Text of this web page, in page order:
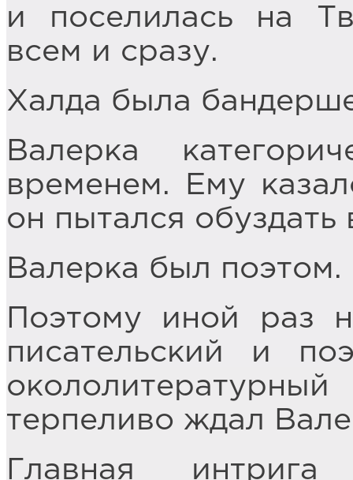
и поселилась на
всем и сразу.
Халда была
Валерка
временем. Ему
он пытался обуздать
Валерка был поэтом.
Поэтому иной раз
писательский и
терпеливо ждал
Главная